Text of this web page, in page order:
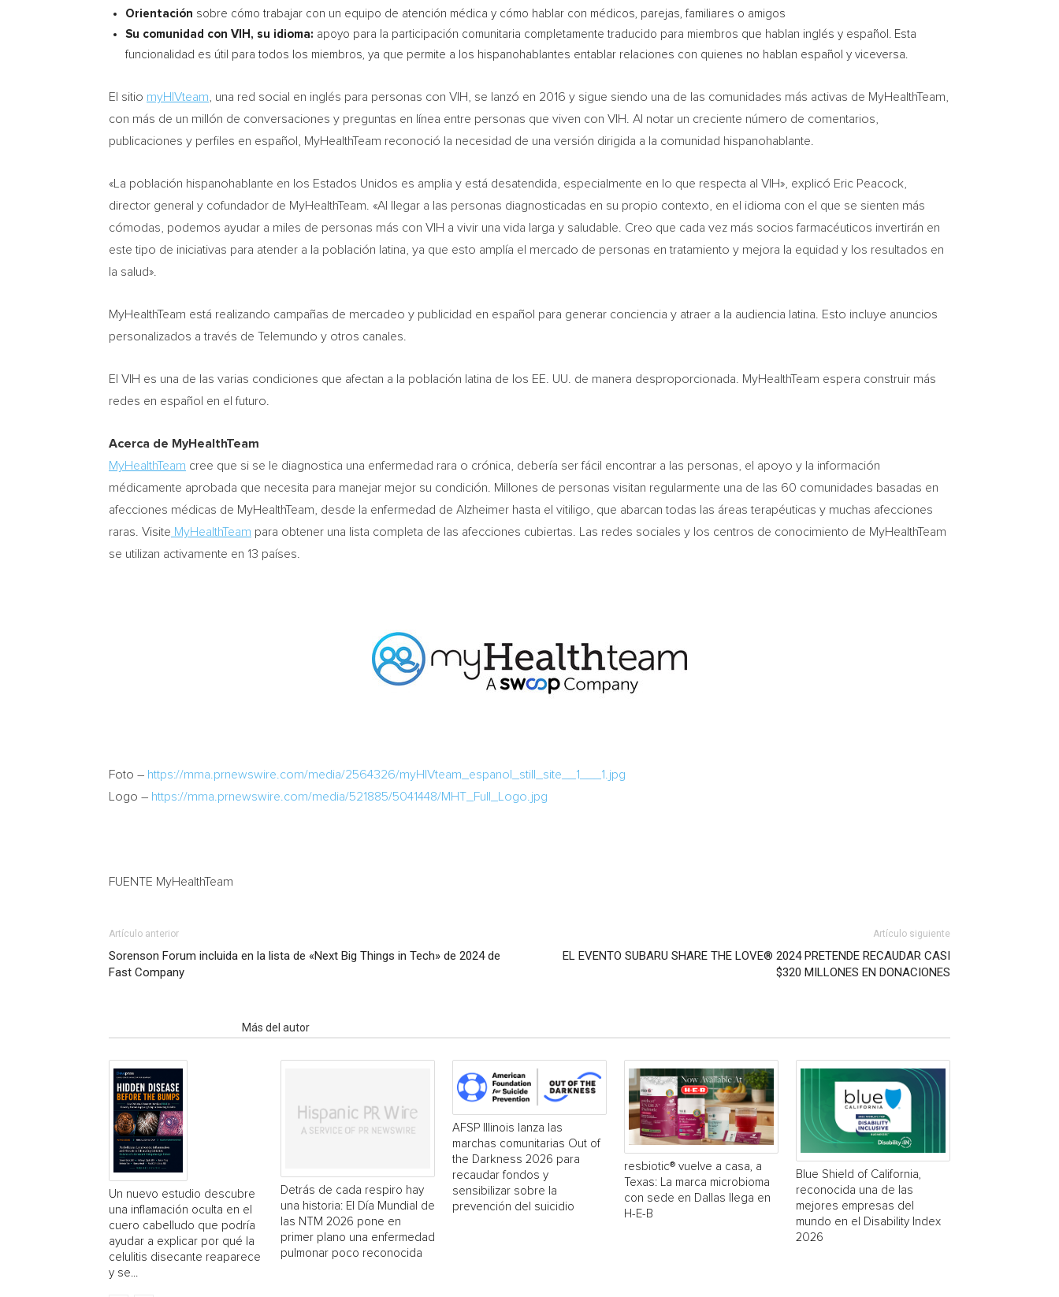
Orientación sobre cómo trabajar con un equipo de atención médica y cómo hablar con médicos, parejas, familiares o amigos
Su comunidad con VIH, su idioma: apoyo para la participación comunitaria completamente traducido para miembros que hablan inglés y español. Esta
funcionalidad es útil para todos los miembros, ya que permite a los hispanohablantes entablar relaciones con quienes no hablan español y viceversa.
El sitio myHIVteam , una red social en inglés para personas con VIH, se lanzó en 2016 y sigue siendo una de las comunidades más activas de MyHealthTeam,
con más de un millón de conversaciones y preguntas en línea entre personas que viven con VIH. Al notar un creciente número de comentarios,
publicaciones y perfiles en español, MyHealthTeam reconoció la necesidad de una versión dirigida a la comunidad hispanohablante.
«La población hispanohablante en los Estados Unidos es amplia y está desatendida, especialmente en lo que respecta al VIH», explicó Eric Peacock
director general y cofundador de MyHealthTeam. «Al llegar a las personas diagnosticadas en su propio contexto, en el idioma con el que se sienten más
cómodas, podemos ayudar a miles de personas más con VIH a vivir una vida larga y saludable. Creo que cada vez más socios farmacéuticos invertirán en
este tipo de iniciativas para atender a la población latina, ya que esto amplía el mercado de personas en tratamiento y mejora la equidad y los resultados en
la salud».
MyHealthTeam está realizando campañas de mercadeo y publicidad en español para generar conciencia y atraer a la audiencia latina. Esto incluye anuncios
personalizados a través de Telemundo y otros canales.
El VIH es una de las varias condiciones que afectan a la población latina de los EE. UU. de manera desproporcionada. MyHealthTeam espera construir más
redes en español en el futuro.
Acerca de MyHealthTeam
MyHealthTeam cree que si se le diagnostica una enfermedad rara o crónica, debería ser fácil encontrar a las personas, el apoyo y la información
médicamente aprobada que necesita para manejar mejor su condición. Millones de personas visitan regularmente una de las 60 comunidades basadas en
afecciones médicas de MyHealthTeam, desde la enfermedad de Alzheimer hasta el vitiligo, que abarcan todas las áreas terapéuticas y muchas afecciones
raras. Visite MyHealthTeam para obtener una lista completa de las afecciones cubiertas. Las redes sociales y los centros de conocimiento de MyHealthTeam
se utilizan activamente en 13 países.
Foto – https://mma.prnewswire.com/media/2564326/myHIVteam_espanol_still_site__1___1.jpg
Logo – https://mma.prnewswire.com/media/521885/5041448/MHT_Full_Logo.jpg
FUENTE MyHealthTeam
Artículo anterior
Sorenson Forum incluida en la lista de «Next Big Things in Tech» de 2024 de
Fast Company
Artículo siguiente
EL EVENTO SUBARU SHARE THE LOVE® 2024 PRETENDE RECAUDAR CASI
$320 MILLONES EN DONACIONES
Más del autor
Un nuevo estudio descubre
una inflamación oculta en el
cuero cabelludo que podría
ayudar a explicar por qué la
celulitis disecante reaparece
y se...
Detrás de cada respiro hay
una historia: El Día Mundial de
las NTM 2026 pone en
primer plano una enfermedad
pulmonar poco reconocida
AFSP Illinois lanza las
marchas comunitarias Out of
the Darkness 2026 para
recaudar fondos y
sensibilizar sobre la
prevención del suicidio
resbiotic® vuelve a casa, a
Texas: La marca microbioma
con sede en Dallas llega en
H-E-B
Blue Shield of California,
reconocida una de las
mejores empresas del
mundo en el Disability Index
2026